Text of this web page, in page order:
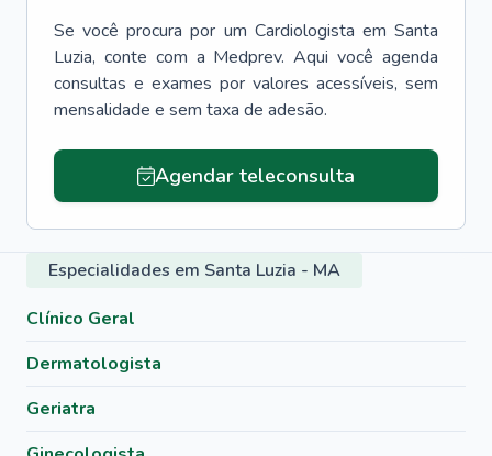
Se você procura por um Cardiologista em Santa
Luzia, conte com a Medprev. Aqui você agenda
consultas e exames por valores acessíveis, sem
mensalidade e sem taxa de adesão.
Agendar teleconsulta
Especialidades em Santa Luzia - MA
Clínico Geral
Dermatologista
Geriatra